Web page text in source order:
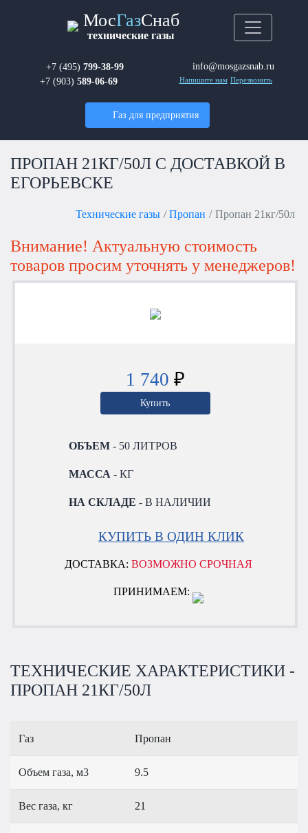
МосГазСнаб
технические газы
+7 (495) 799-38-99
+7 (903) 589-06-69
info@mosgazsnab.ru
Напишите нам Перезвонить
Газ для предприятия
ПРОПАН 21КГ/50Л С ДОСТАВКОЙ В
ЕГОРЬЕВСКЕ
Технические газы Пропан Пропан 21кг/50л
Внимание! Актуальную стоимость
товаров просим уточнять у менеджеров!
1 740 ₽
Купить
ОБЪЕМ - 50 ЛИТРОВ
МАССА - КГ
НА СКЛАДЕ - В НАЛИЧИИ
КУПИТЬ В ОДИН КЛИК
ДОСТАВКА:ВОЗМОЖНО СРОЧНАЯ
ПРИНИМАЕМ:
ТЕХНИЧЕСКИЕ ХАРАКТЕРИСТИКИ -
ПРОПАН 21КГ/50Л
Газ Пропан
Объем газа, м3 9.5
Вес газа, кг 21